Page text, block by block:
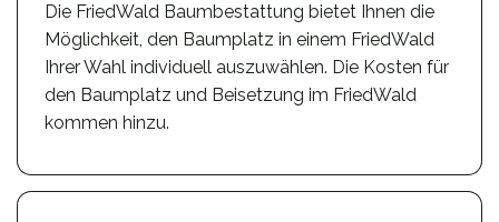
Die FriedWald Baumbestattung bietet Ihnen die
Möglichkeit, den Baumplatz in einem FriedWald
Ihrer Wahl individuell auszuwählen. Die Kosten für
den Baumplatz und Beisetzung im FriedWald
kommen hinzu.